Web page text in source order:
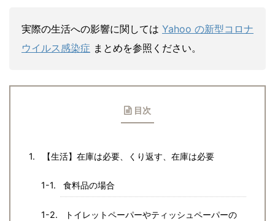
実際の生活への影響に関しては Yahoo の新型コロナ
ウイルス感染症 まとめを参照ください。
目次
【生活】在庫は必要、くり返す、在庫は必要
食料品の場合
トイレットペーパーやティッシュペーパーの